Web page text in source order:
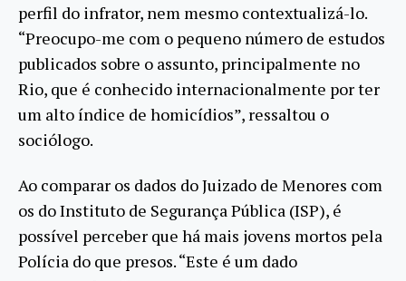
perfil do infrator, nem mesmo contextualizá-lo.
“Preocupo-me com o pequeno número de estudos
publicados sobre o assunto, principalmente no
Rio, que é conhecido internacionalmente por ter
um alto índice de homicídios”, ressaltou o
sociólogo.
Ao comparar os dados do Juizado de Menores com
os do Instituto de Segurança Pública (ISP), é
possível perceber que há mais jovens mortos pela
Polícia do que presos. “Este é um dado